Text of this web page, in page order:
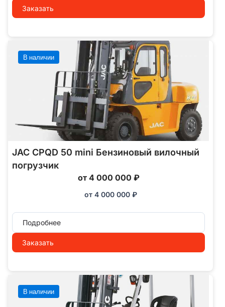
Заказать
В наличии
JAC CPQD 50 mini Бензиновый вилочный
погрузчик
от 4 000 000 ₽
от 4 000 000 ₽
Подробнее
Заказать
В наличии